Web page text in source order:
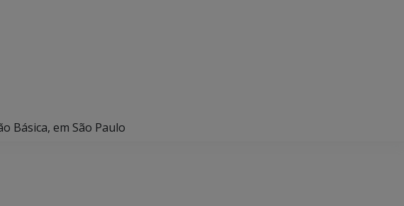
Básica, em São Paulo